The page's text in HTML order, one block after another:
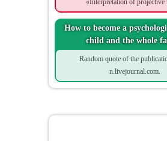
«Interpretation of projective
How to become a
child and the whole
Random quote of the
n.livejournal.com.